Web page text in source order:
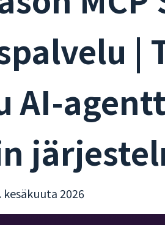
|
AI-
kesäkuuta 2026